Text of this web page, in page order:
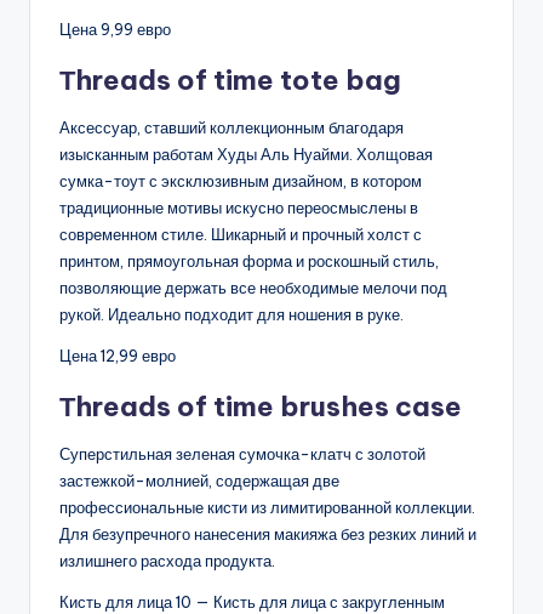
Цена 9,99 евро
Тhreads of time tote bag
Аксессуар, ставший коллекционным благодаря
изысканным работам Худы Аль Нуайми. Холщовая
сумка-тоут с эксклюзивным дизайном, в котором
традиционные мотивы искусно переосмыслены в
современном стиле. Шикарный и прочный холст с
принтом, прямоугольная форма и роскошный стиль,
позволяющие держать все необходимые мелочи под
рукой. Идеально подходит для ношения в руке.
Цена 12,99 евро
Тhreads of time brushes case
Суперстильная зеленая сумочка-клатч с золотой
застежкой-молнией, содержащая две
профессиональные кисти из лимитированной коллекции.
Для безупречного нанесения макияжа без резких линий и
излишнего расхода продукта.
Кисть для лица 10 — Кисть для лица с закругленным